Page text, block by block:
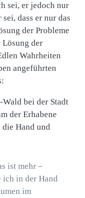
sei, er jedoch nur
dass er nur das
der Probleme
Lösung der
Wahrheiten
angeführten
bei der Stadt
der Erhabene
Hand und
ist mehr –
ich in der Hand
im